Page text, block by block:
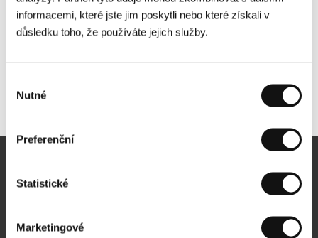
informacemi, které jste jim poskytli nebo které získali v
důsledku toho, že používáte jejich služby.
souhlasu
Nutné
Preferenční
Statistické
Marketingové